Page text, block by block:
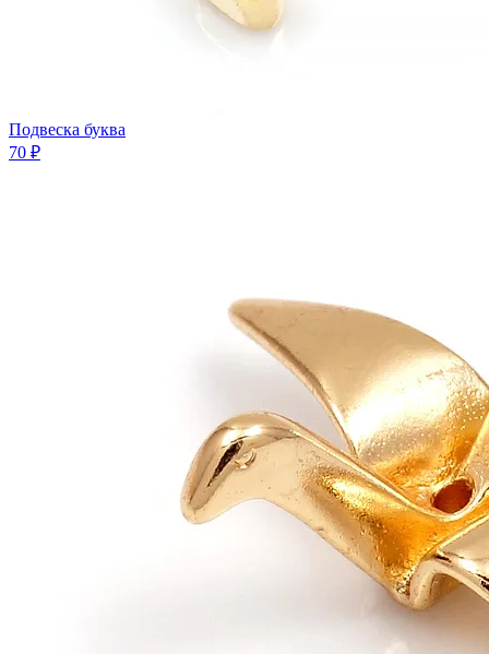
Подвеска буква
70 ₽